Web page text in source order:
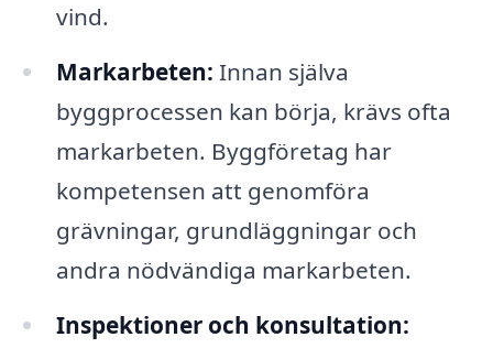
vind.
Markarbeten: Innan själva
byggprocessen kan börja, krävs ofta
markarbeten. Byggföretag har
kompetensen att genomföra
grävningar, grundläggningar och
andra nödvändiga markarbeten.
Inspektioner och konsultation: